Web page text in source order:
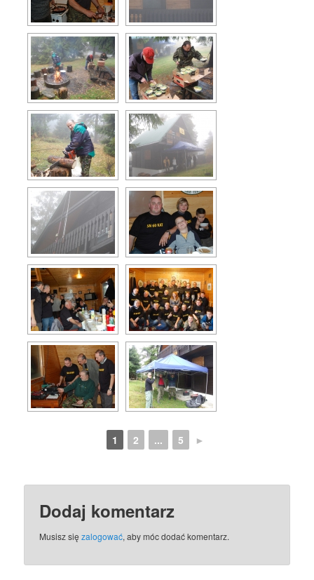
1 2 ... 5 ►
Dodaj komentarz
Musisz sięzalogować, aby móc dodać komentarz.